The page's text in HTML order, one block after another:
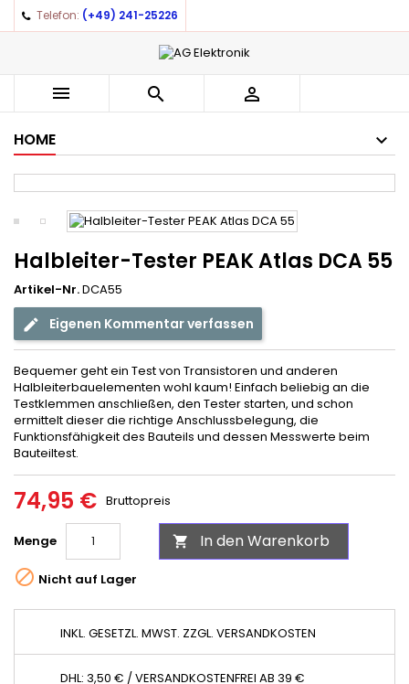
Telefon: (+49) 241-25226
  
HOME
Halbleiter-Tester PEAK Atlas DCA 55
Artikel-Nr.DCA55
Eigenen Kommentar verfassen
Bequemer geht ein Test von Transistoren und anderen
Halbleiterbauelementen wohl kaum! Einfach beliebig an die
Testklemmen anschließen, den Tester starten, und schon
ermittelt dieser die richtige Anschlussbelegung, die
Funktionsfähigkeit des Bauteils und dessen Messwerte beim
Bauteiltest.
74,95 € Bruttopreis
Menge  In den Warenkorb
 Nicht auf Lager
INKL. GESETZL. MWST. ZZGL. VERSANDKOSTEN
DHL: 3,50 € / VERSANDKOSTENFREI AB 39 €
Auf meine Wunschliste ×
add_circle_outlineCreate new list
((title)) ×
((label))
((cancelText)) ((createText))
Anmelden ×
You need to be logged in to save products in your
wishlist.
((cancelText)) ((loginText))